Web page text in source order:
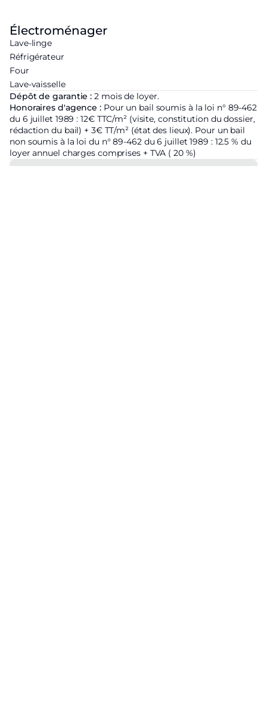
Électroménager
Lave-linge
Réfrigérateur
Four
Lave-vaisselle
Dépôt de garantie : 2 mois de loyer.
Honoraires d'agence : Pour un bail soumis à la loi n° 89-462
du 6 juillet 1989 : 12€ TTC/m² (visite, constitution du dossier,
rédaction du bail) + 3€ TT/m² (état des lieux). Pour un bail
non soumis à la loi du n° 89-462 du 6 juillet 1989 : 12.5 % du
loyer annuel charges comprises + TVA ( 20 %)